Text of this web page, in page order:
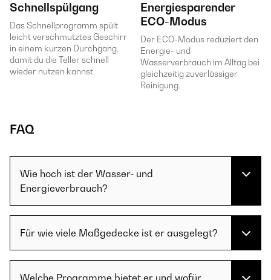
Schnellspülgang
Das Schnellprogramm spült
leicht verschmutztes Geschirr
in einem kurzen Durchgang,
damit du die Teller schnell
wieder nutzen kannst.
Energiesparender
ECO-Modus
Der ECO-Modus reduziert den
Energie- und
Wasserverbrauch im Alltag bei
gleichzeitig zuverlässiger
Reinigung.
FAQ
Wie hoch ist der Wasser- und
Energieverbrauch?
Für wie viele Maßgedecke ist er ausgelegt?